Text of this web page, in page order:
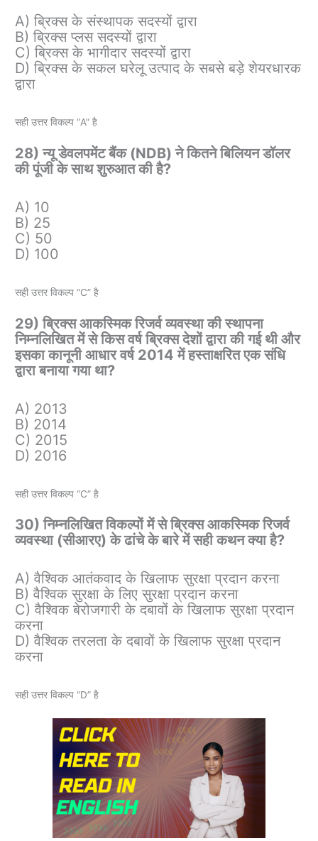
A) ब्रिक्स के संस्थापक सदस्यों द्वारा
B) ब्रिक्स प्लस सदस्यों द्वारा
C) ब्रिक्स के भागीदार सदस्यों द्वारा
D) ब्रिक्स के सकल घरेलू उत्पाद के सबसे बड़े शेयरधारक
द्वारा
सही उत्तर विकल्प “A” है
28) न्यू डेवलपमेंट बैंक (NDB) ने कितने बिलियन डॉलर
की पूंजी के साथ शुरुआत की है?
A) 10
B) 25
C) 50
D) 100
सही उत्तर विकल्प “C” है
29) ब्रिक्स आकस्मिक रिजर्व व्यवस्था की स्थापना
निम्नलिखित में से किस वर्ष ब्रिक्स देशों द्वारा की गई थी और
इसका कानूनी आधार वर्ष 2014 में हस्ताक्षरित एक संधि
द्वारा बनाया गया था?
A) 2013
B) 2014
C) 2015
D) 2016
सही उत्तर विकल्प “C” है
30) निम्नलिखित विकल्पों में से ब्रिक्स आकस्मिक रिजर्व
व्यवस्था (सीआरए) के ढांचे के बारे में सही कथन क्या है?
A) वैश्विक आतंकवाद के खिलाफ सुरक्षा प्रदान करना
B) वैश्विक सुरक्षा के लिए सुरक्षा प्रदान करना
C) वैश्विक बेरोजगारी के दबावों के खिलाफ सुरक्षा प्रदान
करना
D) वैश्विक तरलता के दबावों के खिलाफ सुरक्षा प्रदान
करना
सही उत्तर विकल्प “D” है